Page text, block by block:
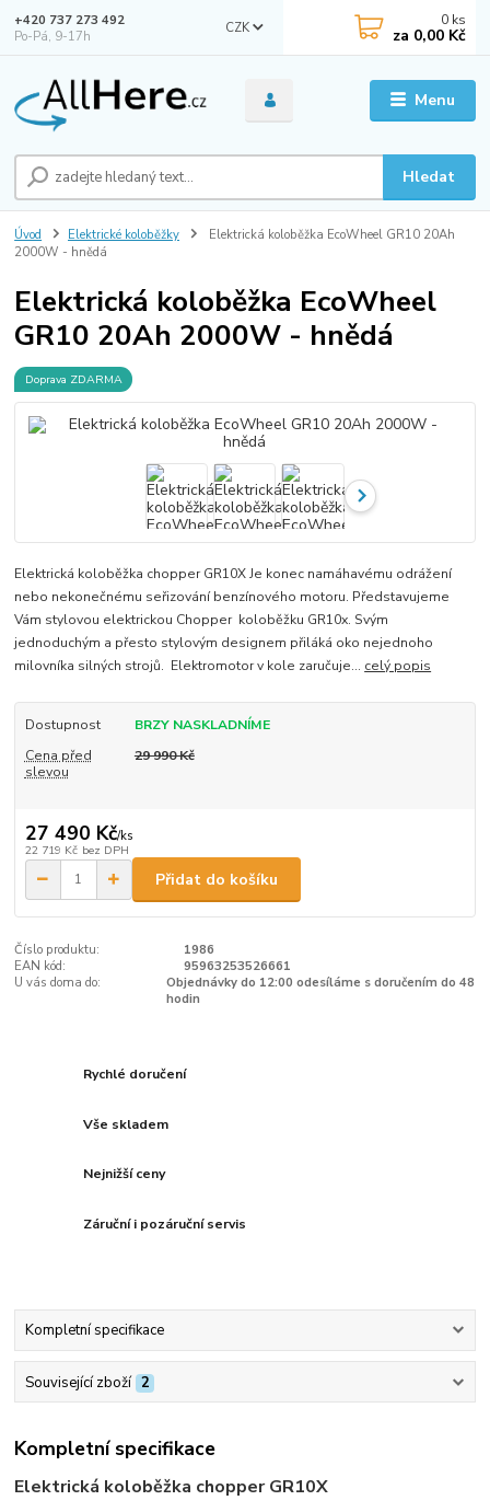
Menu
CZK
Hledat
+420 737 273 492
Po-Pá, 9-17h
0 ks
za 0,00 Kč
Úvod Elektrické koloběžky
Elektrická koloběžka EcoWheel GR10 20Ah
2000W - hnědá
Elektrická koloběžka EcoWheel
GR10 20Ah 2000W - hnědá
Doprava ZDARMA
Elektrická koloběžka chopper GR10X Je konec namáhavému odrážení
nebo nekonečnému seřizování benzínového motoru. Představujeme
Vám stylovou elektrickou Chopper koloběžku GR10x. Svým
jednoduchým a přesto stylovým designem přiláká oko nejednoho
milovníka silných strojů. Elektromotor v kole zaručuje... celý popis
Dostupnost
BRZY NASKLADNÍME
Cena před
slevou
29 990 Kč
27 490 Kč/ks
22 719 Kč bez DPH
Přidat do košíku
Číslo produktu:
1986
EAN kód:
95963253526661
U vás doma do:
Objednávky do 12:00 odesíláme s doručením do 48
hodin
Rychlé doručení
Vše skladem
Nejnižší ceny
Záruční i pozáruční servis
Kompletní specifikace
Související zboží 2
Kompletní specifikace
Elektrická koloběžka chopper GR10X